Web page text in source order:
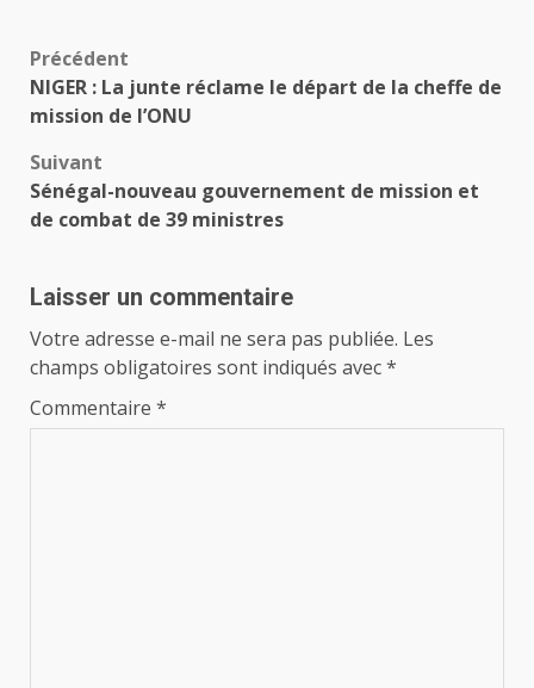
Navigation
d’article
Précédent
NIGER : La junte réclame le départ de la cheffe de
mission de l’ONU
Suivant
Sénégal-nouveau gouvernement de mission et
de combat de 39 ministres
Laisser un commentaire
Votre adresse e-mail ne sera pas publiée. Les
champs obligatoires sont indiqués avec*
Commentaire *